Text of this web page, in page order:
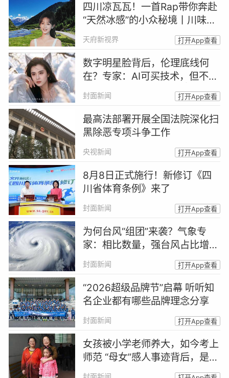
四川凉瓦瓦！一首Rap带你奔赴
“天然冰感”的小众秘境丨川味Ra
p馆
天府新视界 打开App查看
数字明星脸背后，伦理底线何
在？专家：AI可买技术，但不能
买人格丨AI明星脸来了②
封面新闻 打开App查看
最高法部署开展全国法院深化扫
黑除恶专项斗争工作
央视新闻 打开App查看
8月8日正式施行！新修订《四
川省体育条例》来了
封面新闻 打开App查看
为何台风“组团”来袭？气象专
家：相比数量，强台风占比增加
更值得关注
封面新闻 打开App查看
“2026超级品牌节”启幕 听听知
名企业都有哪些品牌理念分享
封面新闻 打开App查看
女孩被小学老师养大，如今考上
师范 “母女”感人事迹背后，是一
场善意的托举
封面新闻